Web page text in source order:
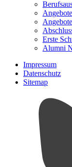
Erste
Alumni
Impressum
Datenschutz
Sitemap